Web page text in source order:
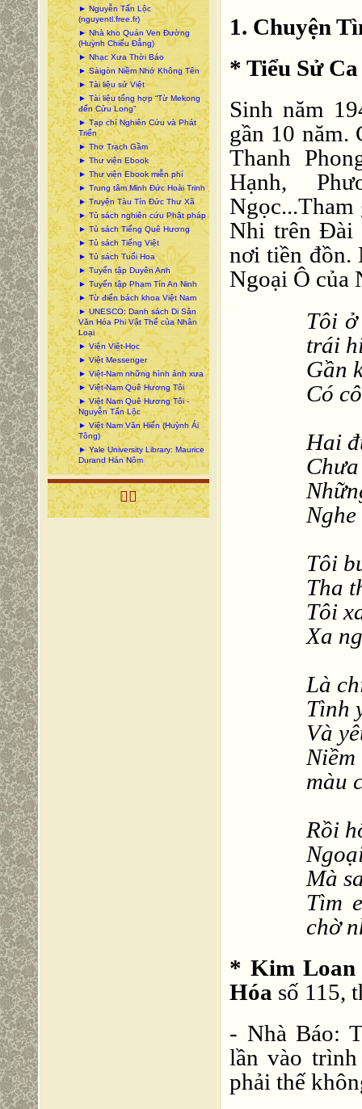
► Nguyễn Tấn Lộc
(nguyentl.free.fr)
► Nhà kho Quán Ven Đường
(Huỳnh Chiếu Đẳng)
► Nhạc Xưa Thời Báo
► Sàigòn Niềm Nhớ Không Tên
► Tài liệu sử Việt
► Tài liệu tổng hợp “Từ Mekong
đến Cửu Long”
► Tạp chí Nghiên Cứu và Phát
Triển
► Thơ Trạch Gầm
► Thư viện Ebook
► Thư viện Ebook miễn phí
► Trung tâm Minh Đức Hoài Trinh
► Truyện Tàu Tín Đức Thư Xã
► Tủ sách nghiên cứu Phật pháp
► Tủ sách Tiếng Quê Hương
► Tủ sách Tiếng Việt
► Tủ sách Tuổi Hoa
► Tuyển tập Duyên Anh
► Tuyển tập Phạm Tín An Ninh
► Từ điển bách khoa Việt Nam
► UNESCO: Danh sách Di Sản
Văn Hóa Phi Vật Thể của Nhân
Loại
► Viện Việt-Học
► Việt Messenger
► Việt-Nam những hình ảnh xưa
► Việt-Nam Quê Hương Tôi
► Việt Nam Quê Hương Tôi -
Nguyễn Tấn Lộc
► Việt Nam Văn Hiến (Huỳnh Ái
Tông)
► Yale University Library: Maurice
Durand Hán Nôm

1. Chuyện
* Tiểu Sử
Sinh năm
gần 10 năm.
Thanh
Hạnh,
Nhi trên Đài
nơi tiền đồn.
Ngoại Ô của
Tôi
trái
Gần
Có
Hai
Tôi
Tha
Tôi
Xa
Là
Tình
Và
màu
Rồi
Mà
Tìm
chờ
* Kim Loan
Hóa số 115,
- Nhà Báo:
lần vào
phải thế